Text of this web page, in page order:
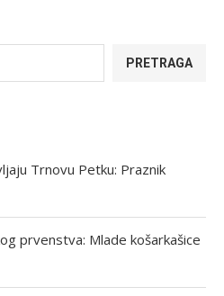
PRETRAGA
Trnovu Petku: Praznik
prvenstva: Mlade košarkašice